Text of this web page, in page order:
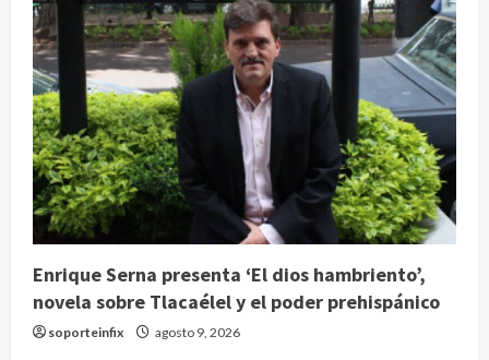
Enrique Serna presenta ‘El dios hambriento’,
novela sobre Tlacaélel y el poder prehispánico
soporteinfix agosto 9, 2026